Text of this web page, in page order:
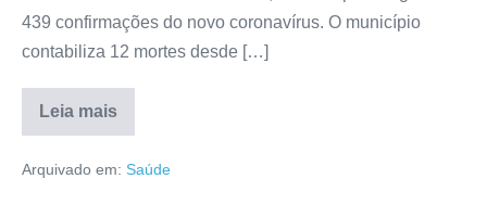
439 confirmações do novo coronavírus. O município
contabiliza 12 mortes desde […]
Leia mais
Arquivado em: Saúde